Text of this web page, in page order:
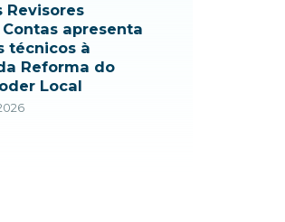
Revisores
apresenta
técnicos à
Reforma do
Local